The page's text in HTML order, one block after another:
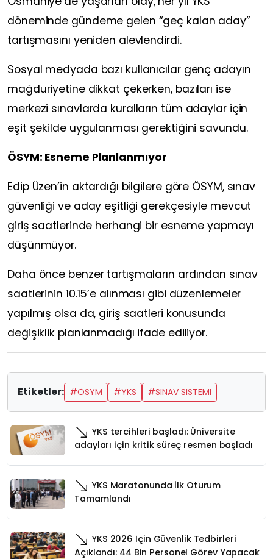
döneminde gündeme gelen “geç kalan aday”
tartışmasını yeniden alevlendirdi.
Sosyal medyada bazı kullanıcılar genç adayın
mağduriyetine dikkat çekerken, bazıları ise
merkezi sınavlarda kuralların tüm adaylar için
eşit şekilde uygulanması gerektiğini savundu.
ÖSYM: Esneme Planlanmıyor
Edip Üzen’in aktardığı bilgilere göre ÖSYM, sınav
güvenliği ve aday eşitliği gerekçesiyle mevcut
giriş saatlerinde herhangi bir esneme yapmayı
düşünmüyor.
Daha önce benzer tartışmaların ardından sınav
saatlerinin 10.15’e alınması gibi düzenlemeler
yapılmış olsa da, giriş saatleri konusunda
değişiklik planlanmadığı ifade ediliyor.
Etiketler: #ÖSYM #YKS #SINAV SISTEMI
YKS tercihleri başladı: Üniversite
adayları için kritik süreç resmen başladı
YKS Maratonunda İlk Oturum
Tamamlandı
YKS 2026 İçin Güvenlik Tedbirleri
Açıklandı: 44 Bin Personel Görev Yapacak